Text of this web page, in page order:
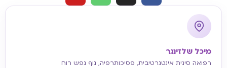
מיכל שלזינגר
רפואה סינית אינטגרטיבית, פסיכותרפיה, גוף נפש רוח